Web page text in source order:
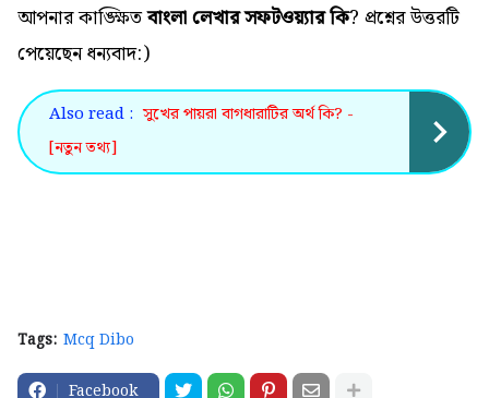
আপনার কাঙ্ক্ষিতবাংলা লেখার সফটওয়্যার কি? প্রশ্নের উত্তরটি
পেয়েছেন ধন্যবাদ:)
Also read : সুখের পায়রা বাগধারাটির অর্থ কি? -
[নতুন তথ্য]
Tags: Mcq Dibo
Facebook